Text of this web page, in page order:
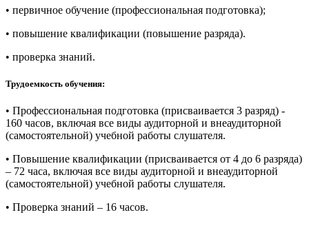
• первичное обучение (профессиональная подготовка);
• повышение квалификации (повышение разряда).
• проверка знаний.
Трудоемкость обучения:
• Профессиональная подготовка (присваивается 3 разряд) -
160 часов, включая все виды аудиторной и внеаудиторной
(самостоятельной) учебной работы слушателя.
• Повышение квалификации (присваивается от 4 до 6 разряда)
– 72 часа, включая все виды аудиторной и внеаудиторной
(самостоятельной) учебной работы слушателя.
• Проверка знаний – 16 часов.